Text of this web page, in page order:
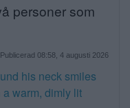
personer som
Publicerad 08:58, 4 augusti 2026